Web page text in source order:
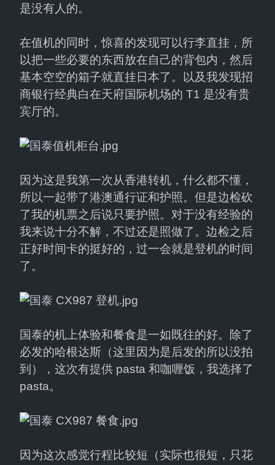
是没有人的。
在值机的同时，惊喜的发现可以行李直挂，所
以把一些必要的东西放在自己的背包内，然后
基本空空的箱子就直挂日本了。以及我发现招
商银行经典白在天府国际机场的 T1 是没有贵
宾厅的。
因为这是我第一次从香港转机，什么都不懂，
所以一起带了港澳通行证和护照。但是边检砍
了我的机票之后说只要护照。对于没有经验的
我来说十分不解，不过还是照做了。边检之后
正好时间卡的挺好的，过一会就是登机的时间
了。
国泰的机上体验和餐食是一如既往的好。除了
必发的哈根达斯（这里因为是后发的所以没拍
到），这次有提供 pasta 和咖喱饭，我选择了
pasta。
因为这次感觉行程比较短（实际也很短，只花